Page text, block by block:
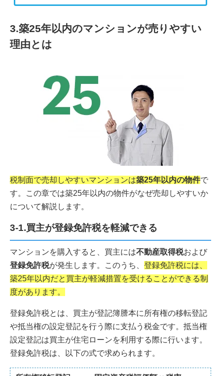
3.築25年以内のマンションが売りやすい
理由とは
税制面で売却しやすいマンションは築25年以内の物件で
す。この章では築25年以内の物件がなぜ売却しやすいか
について解説します。
3-1.買主が登録免許税を軽減できる
マンションを購入すると、買主には不動産取得税および
登録免許税が発生します。このうち、 登録免許税には、
築25年以内だと買主が軽減措置を受けることができる制
度があります。
登録免許税とは、買主が登記簿謄本に所有権の移転登記
や抵当権の設定登記を行う際に支払う税金です。抵当権
設定登記は買主が住宅ローンを利用する際に行います。
登録免許税は、以下の式で求められます。